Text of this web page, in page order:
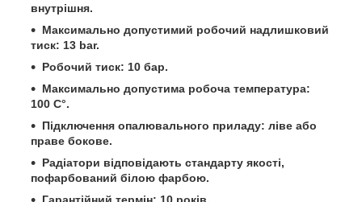
внутрішня.
Максимально допустимий робочий надлишковий
тиск: 13 bar.
Робочий тиск: 10 бар.
Максимально допустима робоча температура:
100 C°.
Підключення опалювального приладу: ліве або
праве бокове.
Радіатори відповідають стандарту якості,
пофарбований білою фарбою.
Гарантійний термін: 10 років.